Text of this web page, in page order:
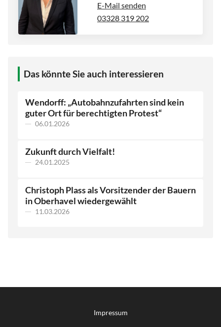
E-Mail senden
03328 319 202
Das könnte Sie auch interessieren
Wendorff: „Autobahnzufahrten sind kein
guter Ort für berechtigten Protest“
06.01.2026
Zukunft durch Vielfalt!
24.01.2025
Christoph Plass als Vorsitzender der Bauern
in Oberhavel wiedergewählt
11.03.2026
Impressum